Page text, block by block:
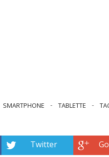
SMARTPHONE - TABLETTE -
Twitter